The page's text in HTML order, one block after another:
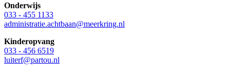
Onderwijs
033 - 455 1133
administratie.achtbaan@meerkring.nl
Kinderopvang
033 - 456 6519
luiterf@partou.nl